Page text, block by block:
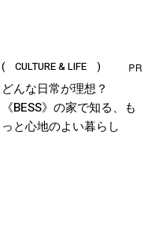
( CULTURE & LIFE )
どんな日常が理想？
《BESS》の家で知る、も
っと心地のよい暮らし